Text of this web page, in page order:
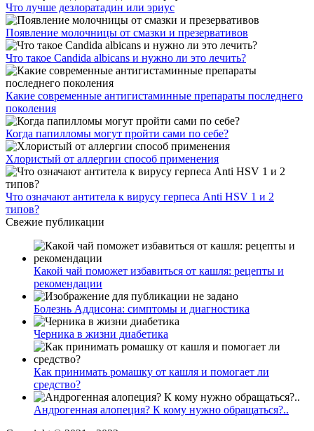
Что лучше дезлоратадин или эриус
Появление молочницы от смазки и презервативов
Что такое Candida albicans и нужно ли это лечить?
Какие современные антигистаминные препараты последнего
поколения
Когда папилломы могут пройти сами по себе?
Хлористый от аллергии способ применения
Что означают антитела к вирусу герпеса Anti HSV 1 и 2
типов?
Свежие публикации
Какой чай поможет избавиться от кашля: рецепты и
рекомендации
Болезнь Аддисона: симптомы и диагностика
Черника в жизни диабетика
Как принимать ромашку от кашля и помогает ли
средство?
Андрогенная алопеция? К кому нужно обращаться?..